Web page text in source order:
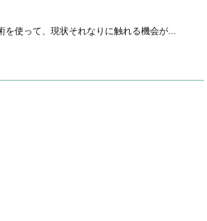
を使って、現状それなりに触れる機会が...